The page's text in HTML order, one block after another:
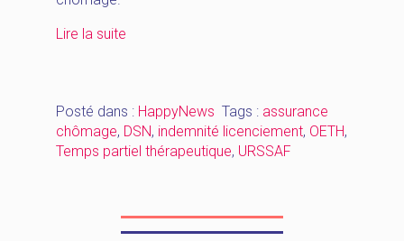
Lire la suite
prime
panier
–
licenciement
–
Posté dans : HappyNews Tags : assurance
chômage, DSN, indemnité licenciement, OETH,
Temps partiel thérapeutique, URSSAF